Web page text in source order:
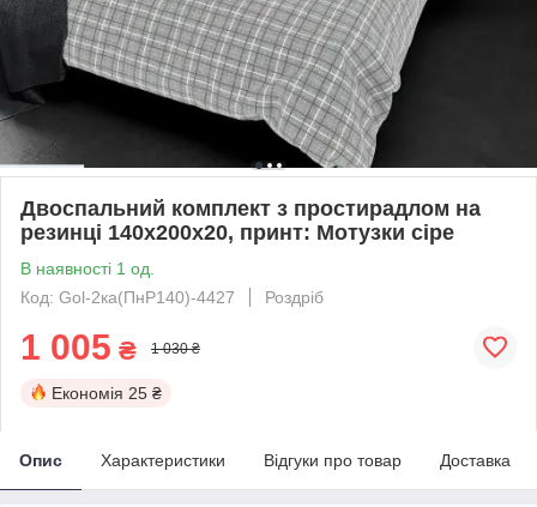
Двоспальний комплект з простирадлом на
резинці 140х200х20, принт: Мотузки сіре
В наявності 1 од.
Код: Gol-2ка(ПнР140)-4427
Роздріб
1 005 ₴ 1 030 ₴
Економія 25 ₴
Опис Характеристики Відгуки про товар Доставка